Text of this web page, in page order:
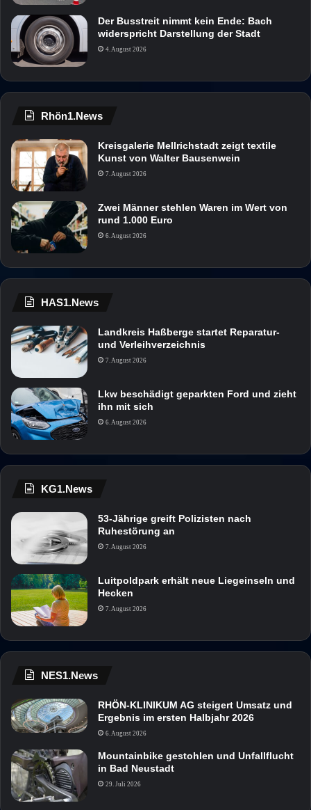
Der Busstreit nimmt kein Ende: Bach
widerspricht Darstellung der Stadt
4. August 2026
Rhön1.News
Kreisgalerie Mellrichstadt zeigt textile
Kunst von Walter Bausenwein
7. August 2026
Zwei Männer stehlen Waren im Wert von
rund 1.000 Euro
6. August 2026
HAS1.News
Landkreis Haßberge startet Reparatur-
und Verleihverzeichnis
7. August 2026
Lkw beschädigt geparkten Ford und zieht
ihn mit sich
6. August 2026
KG1.News
53-Jährige greift Polizisten nach
Ruhestörung an
7. August 2026
Luitpoldpark erhält neue Liegeinseln und
Hecken
7. August 2026
NES1.News
RHÖN-KLINIKUM AG steigert Umsatz und
Ergebnis im ersten Halbjahr 2026
6. August 2026
Mountainbike gestohlen und Unfallflucht
in Bad Neustadt
29. Juli 2026